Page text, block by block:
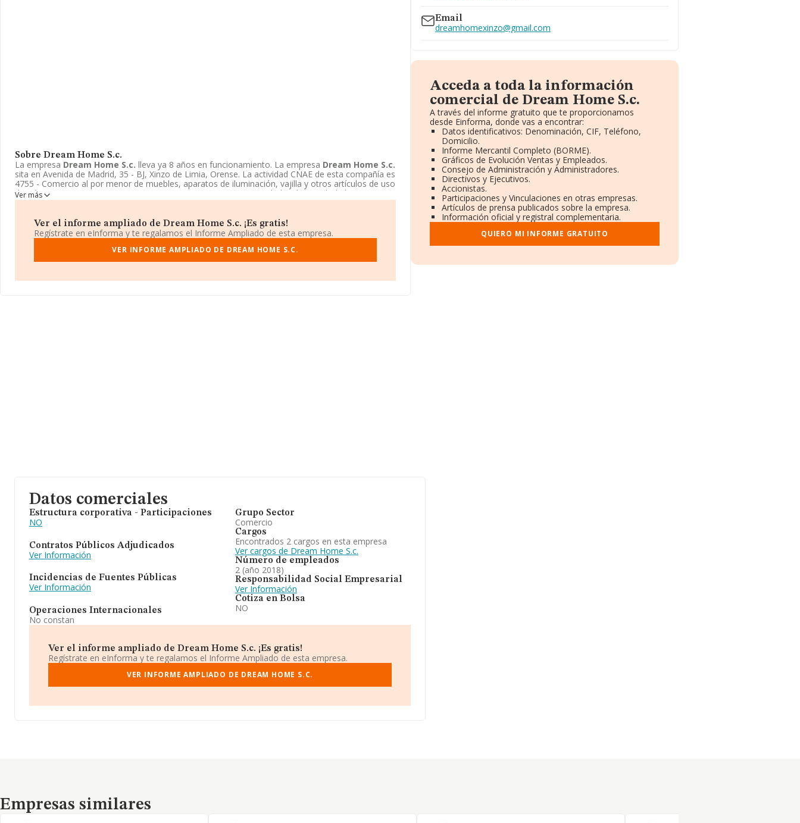
Sobre Dream Home S.c.
La empresa Dream Home S.c. lleva ya 8 años en funcionamiento. La empresa Dream Home S.c.
sita en Avenida de Madrid, 35 - BJ, Xinzo de Limia, Orense. La actividad CNAE de esta compañía es
4755 - Comercio al por menor de muebles, aparatos de iluminación, vajilla y otros artículos de uso
doméstico. La emprea
se registra como Sociedad civil. La web de la empresa
Dream Home S.c.eshttp://www.dreamhomedh.es.
Ver más
Ver el informe ampliado de Dream Home S.c. ¡Es gratis!
Regístrate en eInforma y te regalamos el Informe Ampliado de esta empresa.
VER INFORME AMPLIADO DE DREAM HOME S.C.
Email
dreamhomexinzo@gmail.com
Acceda a toda la información
comercial de Dream Home S.c.
A través del informe gratuito que te proporcionamos
desde Einforma, donde vas a encontrar:
Datos identificativos: Denominación, CIF, Teléfono,
Domicilio.
Informe Mercantil Completo (BORME).
Gráficos de Evolución Ventas y Empleados.
Consejo de Administración y Administradores.
Directivos y Ejecutivos.
Accionistas.
Participaciones y Vinculaciones en otras empresas.
Artículos de prensa publicados sobre la empresa.
Información oficial y registral complementaria.
QUIERO MI INFORME GRATUITO
Datos comerciales
Estructura corporativa - Participaciones
NO
Contratos Públicos Adjudicados
Ver Información
Incidencias de Fuentes Públicas
Ver Información
Operaciones Internacionales
No constan
Grupo Sector
Comercio
Cargos
Encontrados 2 cargos en esta empresa
Ver cargos de Dream Home S.c.
Número de empleados
2 (año 2018)
Responsabilidad Social Empresarial
Ver Información
Cotiza en Bolsa
NO
Ver el informe ampliado de Dream Home S.c. ¡Es gratis!
Regístrate en eInforma y te regalamos el Informe Ampliado de esta empresa.
VER INFORME AMPLIADO DE DREAM HOME S.C.
Empresas similares
Empresas similares